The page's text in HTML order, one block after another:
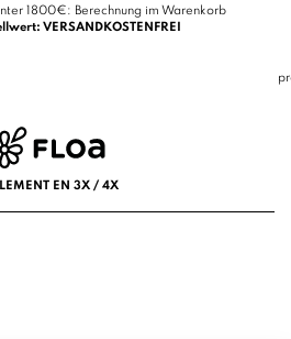
1800€: Berechnung im Warenkorb
VERSANDKOSTENFREI
EN 3X / 4X